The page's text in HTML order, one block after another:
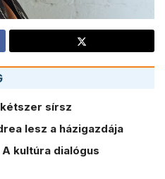
kétszer sírsz
lesz a házigazdája
A kultúra dialógus